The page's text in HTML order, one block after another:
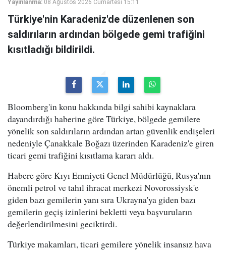
Yayınlanma: 08 Ağustos 2026 Cumartesi 15:11
Türkiye'nin Karadeniz'de düzenlenen son
saldırıların ardından bölgede gemi trafiğini
kısıtladığı bildirildi.
Bloomberg'in konu hakkında bilgi sahibi kaynaklara
dayandırdığı haberine göre Türkiye, bölgede gemilere
yönelik son saldırıların ardından artan güvenlik endişeleri
nedeniyle Çanakkale Boğazı üzerinden Karadeniz'e giren
ticari gemi trafiğini kısıtlama kararı aldı.
Habere göre Kıyı Emniyeti Genel Müdürlüğü, Rusya'nın
önemli petrol ve tahıl ihracat merkezi Novorossiysk'e
giden bazı gemilerin yanı sıra Ukrayna'ya giden bazı
gemilerin geçiş izinlerini bekletti veya başvuruların
değerlendirilmesini geciktirdi.
Türkiye makamları, ticari gemilere yönelik insansız hava